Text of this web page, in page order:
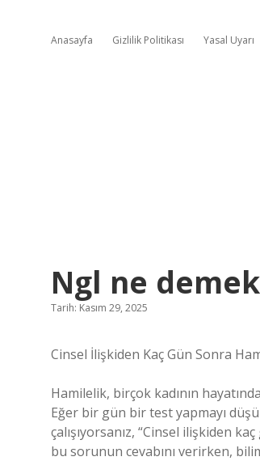
Anasayfa Gizlilik Politikası Yasal Uyarı
Ngl ne
Tarih: Kasım 29, 2025
Cinsel İlişkiden Kaç Gün Sonra
Hamilelik, birçok kadının
Eğer bir gün bir test yapmayı
çalışıyorsanız, “Cinsel ilişkiden
bu sorunun cevabını verirken,